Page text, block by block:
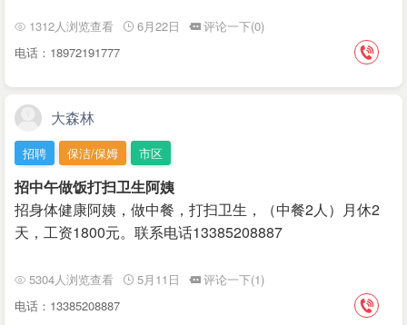
1312人浏览查看 6月22日
评论一下(0)
电话：18972191777
大森林
招聘 保洁/保姆 市区
招中午做饭打扫卫生阿姨
招身体健康阿姨，做中餐，打扫卫生，（中餐2人）月休2
天，工资1800元。联系电话13385208887
5304人浏览查看 5月11日
评论一下(1)
电话：13385208887